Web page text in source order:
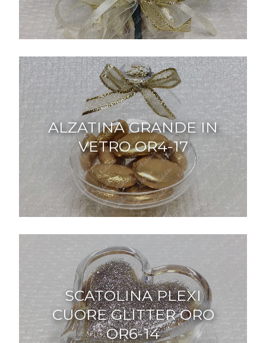
ALZATINA GRANDE IN
VETRO OR4-17
SCATOLINA PLEXI
CUORE GLITTER ORO
OR6-14